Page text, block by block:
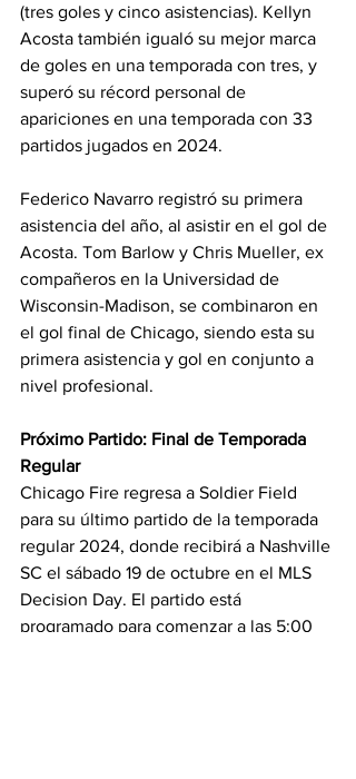
(tres goles y cinco asistencias). Kellyn
Acosta también igualó su mejor marca
de goles en una temporada con tres, y
superó su récord personal de
apariciones en una temporada con 33
partidos jugados en 2024.
Federico Navarro registró su primera
asistencia del año, al asistir en el gol de
Acosta. Tom Barlow y Chris Mueller, ex
compañeros en la Universidad de
Wisconsin-Madison, se combinaron en
el gol final de Chicago, siendo esta su
primera asistencia y gol en conjunto a
nivel profesional.
Próximo Partido: Final de Temporada
Regular
Chicago Fire regresa a Soldier Field
para su último partido de la temporada
regular 2024, donde recibirá a Nashville
SC el sábado 19 de octubre en el MLS
Decision Day. El partido está
programado para comenzar a las 5:00